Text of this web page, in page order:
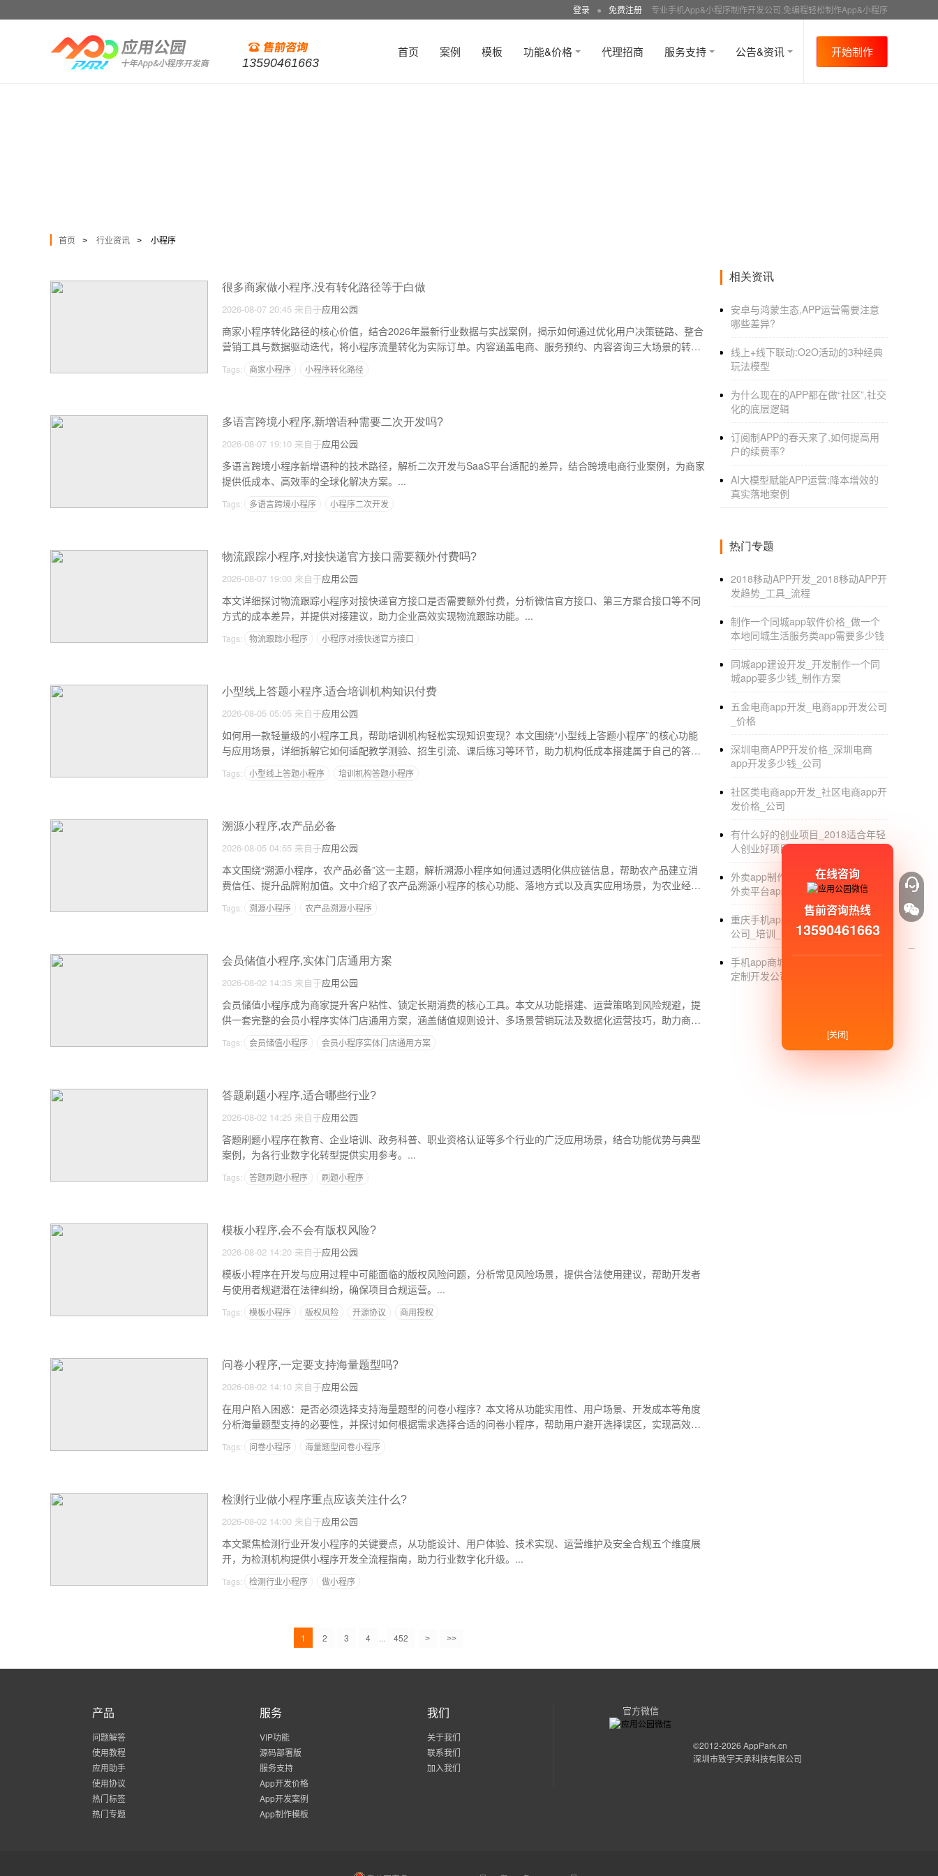
登录 ● 免费注册 专业手机App&小程序制作开发公司,免编程轻松制作App&小程序
13590461663
首页 案例 模板 功能&价格 代理招商 服务支持 公告&资讯 开始制作
首页 > 行业资讯 > 小程序
很多商家做小程序,没有转化路径等于白做
2026-08-07 20:45 来自于应用公园
商家小程序转化路径的核心价值，结合2026年最新行业数据与实战案例，揭示如何通过优化用户决策链路、整合
营销工具与数据驱动迭代，将小程序流量转化为实际订单。内容涵盖电商、服务预约、内容咨询三大场景的转化
路径设计，提供可落地的工具选择与避坑指南，助力商家突破流量瓶颈。...
Tags: 商家小程序 小程序转化路径
多语言跨境小程序,新增语种需要二次开发吗?
2026-08-07 19:10 来自于应用公园
多语言跨境小程序新增语种的技术路径，解析二次开发与SaaS平台适配的差异，结合跨境电商行业案例，为商家
提供低成本、高效率的全球化解决方案。...
Tags: 多语言跨境小程序 小程序二次开发
物流跟踪小程序,对接快递官方接口需要额外付费吗?
2026-08-07 19:00 来自于应用公园
本文详细探讨物流跟踪小程序对接快递官方接口是否需要额外付费，分析微信官方接口、第三方聚合接口等不同
方式的成本差异，并提供对接建议，助力企业高效实现物流跟踪功能。...
Tags: 物流跟踪小程序 小程序对接快递官方接口
小型线上答题小程序,适合培训机构知识付费
2026-08-05 05:05 来自于应用公园
如何用一款轻量级的小程序工具，帮助培训机构轻松实现知识变现？本文围绕“小型线上答题小程序”的核心功能
与应用场景，详细拆解它如何适配教学测验、招生引流、课后练习等环节，助力机构低成本搭建属于自己的答题
系统，并给出落地建议。...
Tags: 小型线上答题小程序 培训机构答题小程序
溯源小程序,农产品必备
2026-08-05 04:55 来自于应用公园
本文围绕“溯源小程序，农产品必备”这一主题，解析溯源小程序如何通过透明化供应链信息，帮助农产品建立消
费信任、提升品牌附加值。文中介绍了农产品溯源小程序的核心功能、落地方式以及真实应用场景，为农业经营
者提供可操作的数字化升级思路。...
Tags: 溯源小程序 农产品溯源小程序
会员储值小程序,实体门店通用方案
2026-08-02 14:35 来自于应用公园
会员储值小程序成为商家提升客户粘性、锁定长期消费的核心工具。本文从功能搭建、运营策略到风险规避，提
供一套完整的会员小程序实体门店通用方案，涵盖储值规则设计、多场景营销玩法及数据化运营技巧，助力商家
实现现金流增长与复购率提升。...
Tags: 会员储值小程序 会员小程序实体门店通用方案
答题刷题小程序,适合哪些行业?
2026-08-02 14:25 来自于应用公园
答题刷题小程序在教育、企业培训、政务科普、职业资格认证等多个行业的广泛应用场景，结合功能优势与典型
案例，为各行业数字化转型提供实用参考。...
Tags: 答题刷题小程序 刷题小程序
模板小程序,会不会有版权风险?
2026-08-02 14:20 来自于应用公园
模板小程序在开发与应用过程中可能面临的版权风险问题，分析常见风险场景，提供合法使用建议，帮助开发者
与使用者规避潜在法律纠纷，确保项目合规运营。...
Tags: 模板小程序 版权风险 开源协议 商用授权
问卷小程序,一定要支持海量题型吗?
2026-08-02 14:10 来自于应用公园
在用户陷入困惑：是否必须选择支持海量题型的问卷小程序？本文将从功能实用性、用户场景、开发成本等角度
分析海量题型支持的必要性，并探讨如何根据需求选择合适的问卷小程序，帮助用户避开选择误区，实现高效调
Tags: 问卷小程序 海量题型问卷小程序
检测行业做小程序重点应该关注什么?
2026-08-02 14:00 来自于应用公园
本文聚焦检测行业开发小程序的关键要点，从功能设计、用户体验、技术实现、运营维护及安全合规五个维度展
开，为检测机构提供小程序开发全流程指南，助力行业数字化升级。...
Tags: 检测行业小程序 做小程序
1 2 3 4 ... 452 > >>
相关资讯
安卓与鸿蒙生态,APP运营需要注意
哪些差异?
线上+线下联动:O2O活动的3种经典
玩法模型
为什么现在的APP都在做“社区”,社交
化的底层逻辑
订阅制APP的春天来了,如何提高用
户的续费率?
AI大模型赋能APP运营:降本增效的
真实落地案例
热门专题
2018移动APP开发_2018移动APP开
发趋势_工具_流程
制作一个同城app软件价格_做一个
本地同城生活服务类app需要多少钱
同城app建设开发_开发制作一个同
城app要多少钱_制作方案
五金电商app开发_电商app开发公司
_价格
深圳电商APP开发价格_深圳电商
app开发多少钱_公司
社区类电商app开发_社区电商app开
发价格_公司
有什么好的创业项目_2018适合年轻
人创业好项目有哪些_小县城
外卖app制作_跑外卖的软件哪个好_
外卖平台app开发多少钱_价格
重庆手机app开发_重庆app开发制作
公司_培训_排名
手机app商城定制开发公司_手机app
定制开发公司哪家好_系统制作
产品
问题解答
使用教程
应用助手
使用协议
热门标签
热门专题
服务
VIP功能
源码部署版
服务支持
App开发价格
App开发案例
App制作模板
我们
关于我们
联系我们
加入我们
官方微信
©2012-2026 AppPark.cn
深圳市致宇天承科技有限公司
在线咨询
售前咨询热线
13590461663
[关闭]